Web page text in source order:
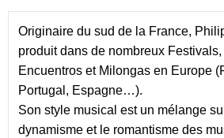
Originaire du sud de la France,
produit dans de nombreux
Encuentros et Milongas en Europe
Portugal, Espagne…).
Son style musical est un mélange
dynamisme et le romantisme des